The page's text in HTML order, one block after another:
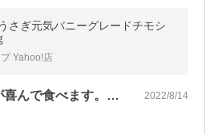
さぎ元気バニーグレードチモシ
Yahoo!店
匂いも良くウサギが喜んで食べます。カッ… 2022/8/14